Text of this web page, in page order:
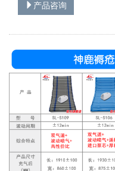
产品咨询